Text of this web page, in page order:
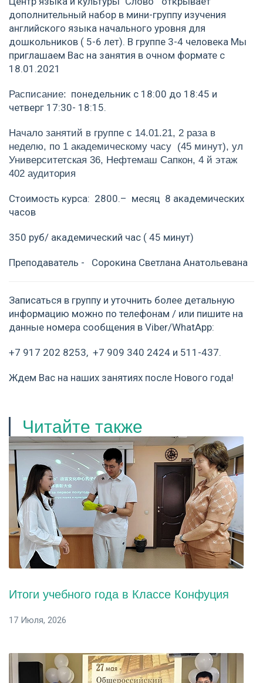
дополнительный набор в мини-группу изучения
английского языка начального уровня для
дошкольников ( 5-6 лет). В группе 3-4 человека Мы
приглашаем Вас на занятия в очном формате с
18.01.2021
Расписание: понедельник с 18:00 до 18:45 и
четверг 17:30- 18:15.
Начало занятий в группе с 14.01.21, 2 раза в
неделю, по 1 академическому часу (45 минут), ул
Университетская 36, Нефтемаш Сапкон, 4 й этаж
402 аудитория
Стоимость курса: 2800.– месяц 8 академических
часов
350 руб/ академический час ( 45 минут)
Преподаватель - Сорокина Светлана Анатольевана
Записаться в группу и уточнить более детальную
информацию можно по телефонам / или пишите на
данные номера сообщения в Viber/WhatApp:
+7 917 202 8253, +7 909 340 2424 и 511-437.
Ждем Вас на наших занятиях после Нового года!
Читайте также
Итоги учебного года в Классе Конфуция
17 Июля, 2026